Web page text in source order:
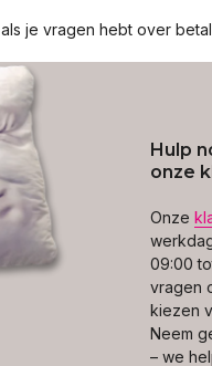
als je vragen hebt over
Hulp
onze
Onze
09:00
vragen
kiezen
Neem
– we